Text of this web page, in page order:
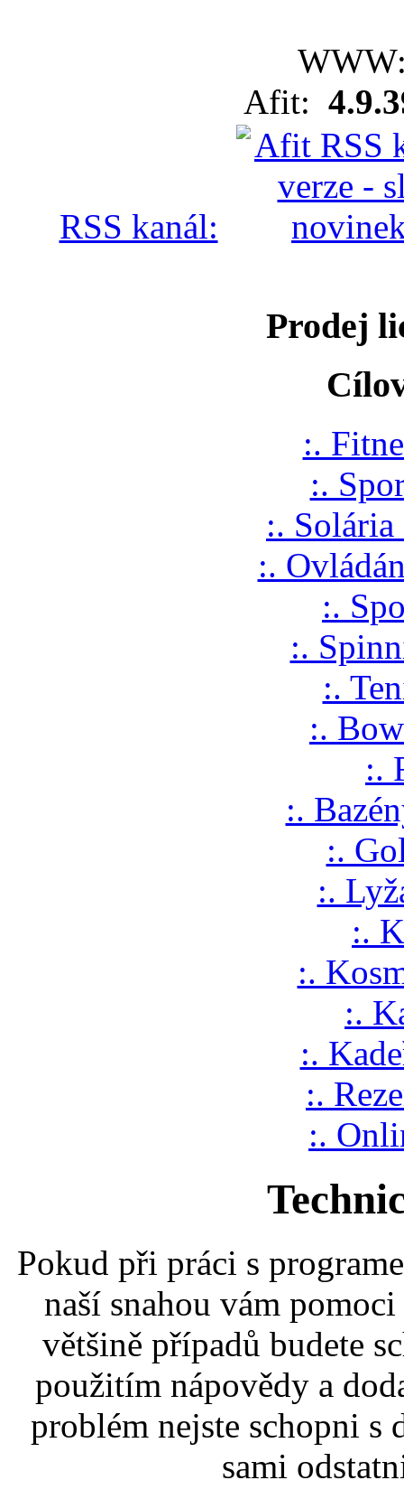
Afit:
RSS kanál:
Prodej
:.
:.
:.
:.
:.
:.
:.
:.
:.
:.
:.
:.
:.
:.
:.
:.
:.
:.
Pokud při práci s
naší snahou vám
většině případů budete
použitím nápovědy a
problém nejste schopni
sami